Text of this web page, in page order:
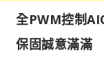
全PWM控制
保固誠意滿滿